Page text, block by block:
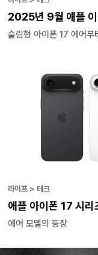
2025년 9월 애플 이
슬림형 아이폰 17 에어부
라이프 > 테크
애플 아이폰 17 시
에어 모델의 등장